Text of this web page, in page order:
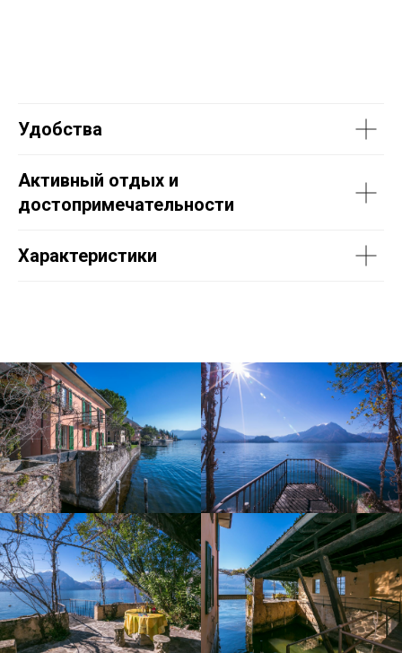
Удобства
Активный отдых и
достопримечательности
Характеристики